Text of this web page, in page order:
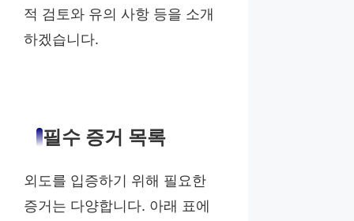
적 검토와 유의 사항 등을 소개
하겠습니다.
필수 증거 목록
외도를 입증하기 위해 필요한
증거는 다양합니다. 아래 표에